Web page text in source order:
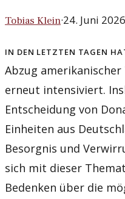
Tobias Klein·24. Juni 2026
In den letzten Tagen
Abzug
erneut intensiviert.
Entscheidung von
Einheiten aus
Besorgnis und
sich mit dieser
Bedenken über die